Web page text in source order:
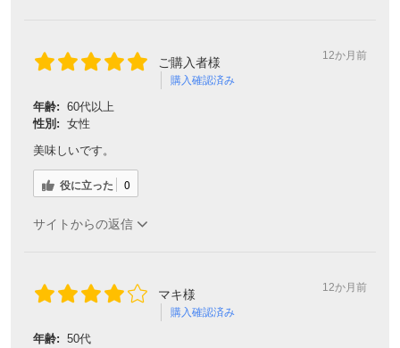
ご購入者様
購入確認済み
12か月前
年齢: 60代以上
性別: 女性
美味しいです。
役に立った 0
サイトからの返信
マキ様
購入確認済み
12か月前
年齢: 50代